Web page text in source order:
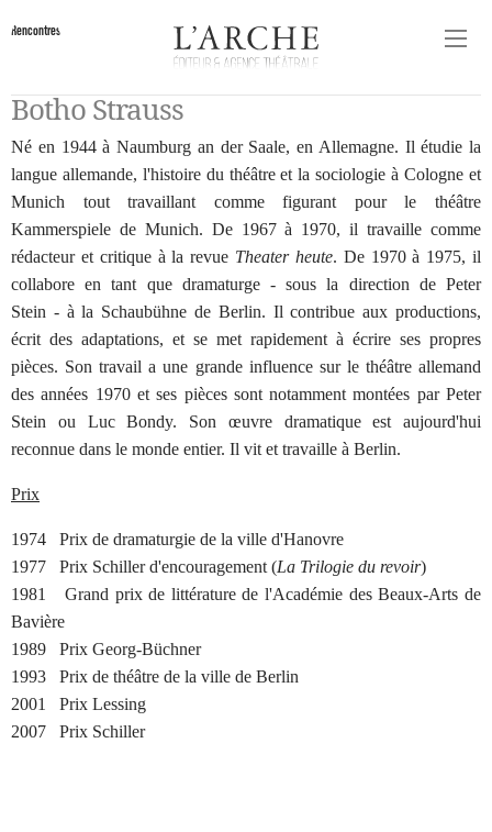
Rencontres
Botho Strauss
Né en 1944 à Naumburg an der Saale, en Allemagne. Il étudie la
langue allemande, l'histoire du théâtre et la sociologie à Cologne et
Munich tout travaillant comme figurant pour le théâtre
Kammerspiele de Munich. De 1967 à 1970, il travaille comme
rédacteur et critique à la revue Theater heute. De 1970 à 1975, il
collabore en tant que dramaturge - sous la direction de Peter
Stein - à la Schaubühne de Berlin. Il contribue aux productions,
écrit des adaptations, et se met rapidement à écrire ses propres
pièces. Son travail a une grande influence sur le théâtre allemand
des années 1970 et ses pièces sont notamment montées par Peter
Stein ou Luc Bondy. Son œuvre dramatique est aujourd'hui
reconnue dans le monde entier. Il vit et travaille à Berlin.
Prix
1974 Prix de dramaturgie de la ville d'Hanovre
1977 Prix Schiller d'encouragement (La Trilogie du revoir)
1981 Grand prix de littérature de l'Académie des Beaux-Arts de
Bavière
1989 Prix Georg-Büchner
1993 Prix de théâtre de la ville de Berlin
2001 Prix Lessing
2007 Prix Schiller